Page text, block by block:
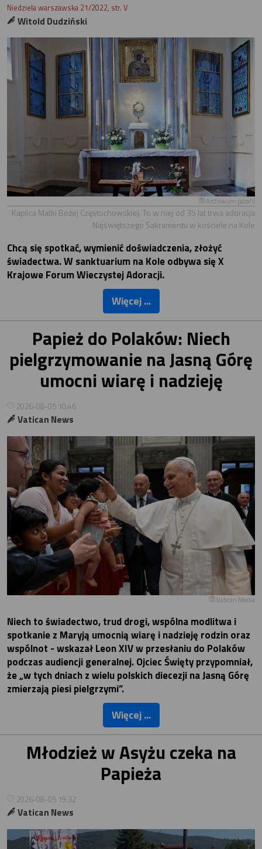
Niedziela warszawska 21/2022, str. V
Witold Dudziński
Archiwum parafii
Kaplica Matki Bożej Częstochowskiej. To w niej od 35 lat trwa adoracja
Najświętszego Sakramentu w kościele na Kole
Chcą się spotkać, wymienić doświadczenia, złożyć
świadectwa. W sanktuarium na Kole odbywa się X
Krajowe Forum Wieczystej Adoracji.
Więcej ...
Papież do Polaków: Niech
pielgrzymowanie na Jasną Górę
umocni wiarę i nadzieję
2026-08-05 10:46
Vatican News
Vatican Media
Niech to świadectwo, trud drogi, wspólna modlitwa i
spotkanie z Maryją umocnią wiarę i nadzieję rodzin oraz
wspólnot - wskazał Leon XIV w przesłaniu do Polaków
podczas audiencji generalnej. Ojciec Święty przypomniał,
że „w tych dniach z wielu polskich diecezji na Jasną Górę
zmierzają piesi pielgrzymi”.
Więcej ...
Młodzież w Asyżu czeka na
Papieża
2026-08-05 19:32
Vatican News